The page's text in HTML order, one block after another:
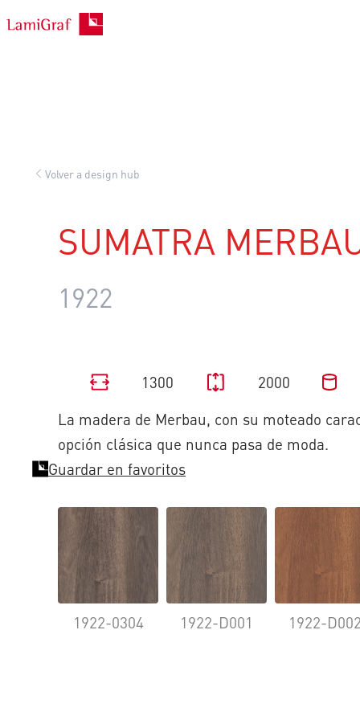
Saltar
Volver a design hub
SUMATRA
1922
1300
2000
La madera de Merbau, con su moteado
opción clásica que nunca pasa de moda.
Guardar en favoritos
1922-0304 1922-D001 1922-